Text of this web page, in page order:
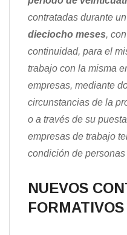
contratadas durante un
dieciocho meses,
continuidad, para el
trabajo con la misma
empresas, mediante
circunstancias de la
o a través de su
empresas de trabajo
condición de
NUEVOS
FORMATIVOS